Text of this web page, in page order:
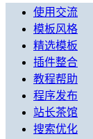
使用交流
模板风格
精选模板
插件整合
教程帮助
程序发布
站长茶馆
搜索优化